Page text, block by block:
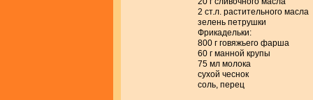
2 ст.л. растительного масла
зелень петрушки
Фрикадельки:
800 г говяжьего фарша
60 г манной крупы
75 мл молока
сухой чеснок
соль, перец